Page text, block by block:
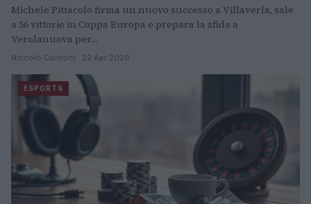
Michele Pittacolo firma un nuovo successo a Villaverla, sale
a 56 vittorie in Coppa Europa e prepara la sfida a
Verolanuova per…
Niccolò Conforti · 22 Apr 2026
ESPORTS